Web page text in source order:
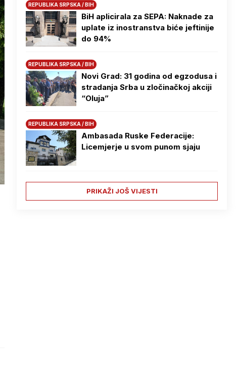
REPUBLIKA SRPSKA / BIH
BiH aplicirala za SEPA: Naknade za
uplate iz inostranstva biće jeftinije
do 94%
REPUBLIKA SRPSKA / BIH
Novi Grad: 31 godina od egzodusa i
stradanja Srba u zločinačkoj akciji
“Oluja”
REPUBLIKA SRPSKA / BIH
Ambasada Ruske Federacije:
Licemjerje u svom punom sjaju
PRIKAŽI JOŠ VIJESTI